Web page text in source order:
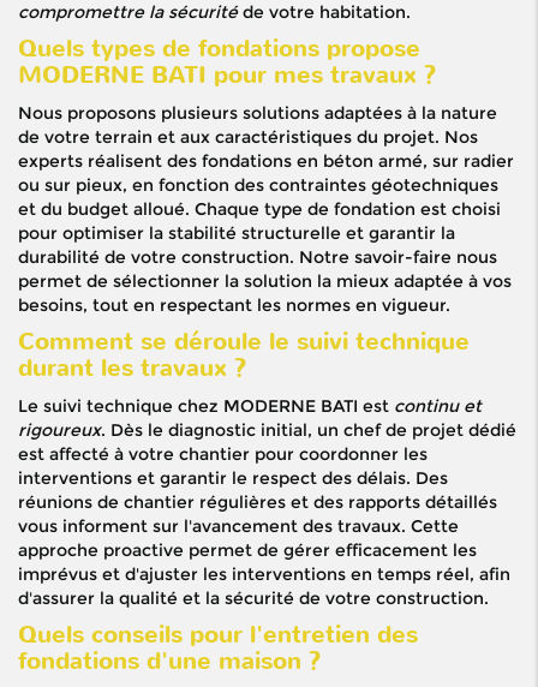
compromettre la sécuritéde votre habitation.
Quels types de fondations propose
MODERNE BATI pour mes travaux ?
Nous proposons plusieurs solutions adaptées à la nature
de votre terrain et aux caractéristiques du projet. Nos
experts réalisent des fondations en béton armé, sur radier
ou sur pieux, en fonction des contraintes géotechniques
et du budget alloué. Chaque type de fondation est choisi
pour optimiser la stabilité structurelle et garantir la
durabilité de votre construction. Notre savoir-faire nous
permet de sélectionner la solution la mieux adaptée à vos
besoins, tout en respectant les normes en vigueur.
Comment se déroule le suivi technique
durant les travaux ?
Le suivi technique chez MODERNE BATI est continu et
rigoureux. Dès le diagnostic initial, un chef de projet dédié
est affecté à votre chantier pour coordonner les
interventions et garantir le respect des délais. Des
réunions de chantier régulières et des rapports détaillés
vous informent sur l'avancement des travaux. Cette
approche proactive permet de gérer efficacement les
imprévus et d'ajuster les interventions en temps réel, afin
d'assurer la qualité et la sécurité de votre construction.
Quels conseils pour l'entretien des
fondations d'une maison ?